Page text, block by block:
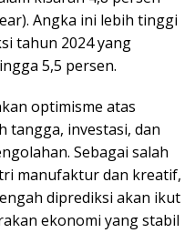
Angka ini lebih tinggi
tahun 2024 yang
5,5 persen.
optimisme atas
tangga, investasi, dan
Sebagai salah
manufaktur dan kreatif,
diprediksi akan ikut
ekonomi yang stabil